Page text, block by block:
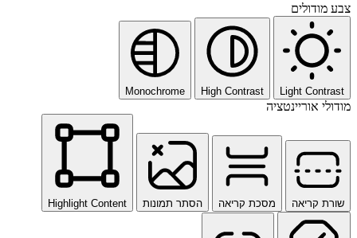
צבע מודולים
Light Contrast
High Contrast
Monochrome
מודולי אוריינטציה
שורת קריאה מסכת קריאה הסתר תמונות Highlight Content